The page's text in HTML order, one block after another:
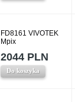
FD8161 VIVOTEK
Mpix
2044 PLN
Do koszyka